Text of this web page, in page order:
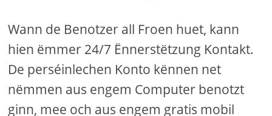
Wann de Benotzer all Froen huet, kann
hien ëmmer 24/7 Ënnerstëtzung Kontakt.
De perséinlechen Konto kënnen net
nëmmen aus engem Computer benotzt
ginn, mee och aus engem gratis mobil